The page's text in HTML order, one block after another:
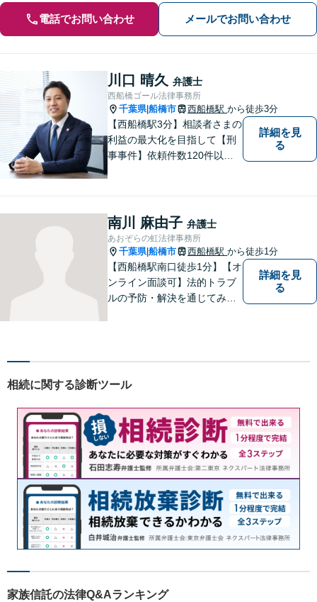
電話でお問い合わせ メールでお問い合わせ
川口 晴久 弁護士
西船橋ゴール法律事務所
千葉県|船橋市 西船橋駅 から徒歩3分
【西船橋駅3分】相談者さまの
利益の最大化を目指して【刑
事事件】依頼件数120件以
豊富な対応実績。セカンドオ
ピニオンも可能です【初回相
談無料】【夜間／土日祝日対
応可】
詳細を見
る
南川 麻由子 弁護士
あおぞらの虹法律事務所
千葉県|船橋市 西船橋駅 から徒歩1分
【西船橋駅南口徒歩1分】【オ
ンライン面談可】法的トラブ
ルの予防・解決を通じてみな
お気軽にお問い合わせくださ
詳細を見
る
相続に関する診断ツール
家族信託の法律Q&Aランキング